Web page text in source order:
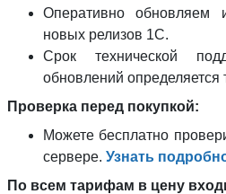
Оперативно обновляем
новых релизов 1С.
Срок технической
обновлений
Проверка перед покупкой:
Можете бесплатно
сервере. Узнать
По всем тарифам в цену